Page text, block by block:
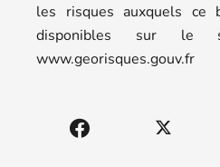
les risques auxquels ce
disponibles sur le
www.georisques.gouv.fr